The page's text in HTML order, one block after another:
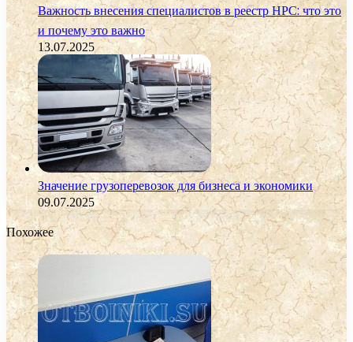
Важность внесения специалистов в реестр НРС: что это
и почему это важно
13.07.2025
Значение грузоперевозок для бизнеса и экономики
09.07.2025
Похожее